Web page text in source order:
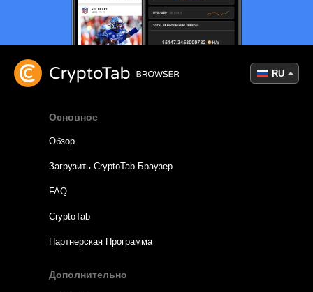
Основное
Обзор
Загрузить CryptoTab Браузер
FAQ
CryptoTab
Партнерская Программа
Дополнительно
RU